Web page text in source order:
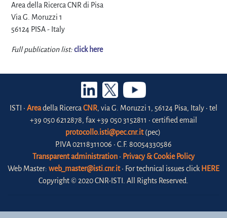
Area della Ricerca CNR di Pisa
Via G. Moruzzi 1
56124 PISA - Italy
Full publication list:click here
ISTI • Areadella Ricerca CNR, via G. Moruzzi 1, 56124 Pisa, Italy • tel
+39 050 6212878, fax +39 050 3152811 • certified email
protocollo.isti@pec.cnr.it(pec)
P.IVA 02118311006 • C.F. 80054330586
Transparent administration • Privacy & Cookie Policy
Web Master: web_master@isti.cnr.it• For technical issues click HERE
Copyright © 2020 CNR-ISTI. All Rights Reserved.